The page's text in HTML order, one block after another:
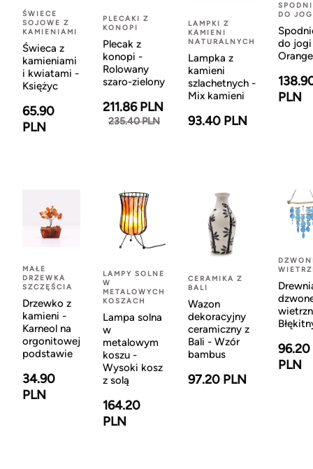
ŚWIECE
SOJOWE Z
KAMIENIAMI
Świeca z
kamieniami
i kwiatami -
Księżyc
65.90
PLN
PLECAKI Z
KONOPI
Plecak z
konopi -
Rolowany
szaro-zielony
211.86 PLN
235.40 PLN
LAMPKI Z
KAMIENI
NATURALNYCH
Lampka z
kamieni
szlachetnych -
Mix kamieni
93.40 PLN
DO
do
Orange
PLN
MAŁE
DRZEWKA
SZCZĘŚCIA
Drzewko z
kamieni -
Karneol na
orgonitowej
podstawie
34.90
PLN
LAMPY SOLNE
W
METALOWYCH
KOSZACH
Lampa solna
w
metalowym
koszu -
Wysoki kosz
z solą
164.20
PLN
CERAMIKA Z
BALI
Wazon
dekoracyjny
ceramiczny z
Bali - Wzór
bambus
97.20 PLN
96.20
PLN